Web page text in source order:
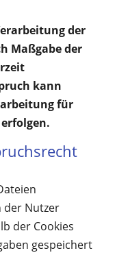
der
Maßgabe der
kann
für
der Nutzer
der Cookies
gespeichert